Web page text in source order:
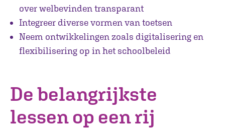
over welbevinden transparant
Integreer diverse vormen van toetsen
Neem ontwikkelingen zoals digitalisering en
flexibilisering op in het schoolbeleid
De belangrijkste
lessen op een rij